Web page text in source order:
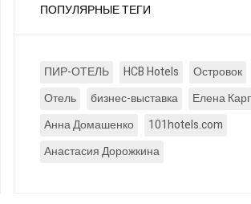
ПОПУЛЯРНЫЕ ТЕГИ
ПИР-ОТЕЛЬ HCB Hotels Островок
Отель
бизнес-выставка
Елена
Анна Домашенко
101hotels.com
Анастасия Дорожкина